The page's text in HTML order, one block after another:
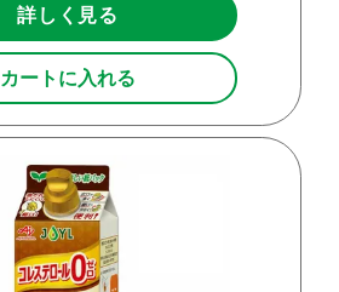
詳しく見る
カートに入れる